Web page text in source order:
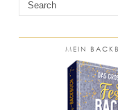
MEIN